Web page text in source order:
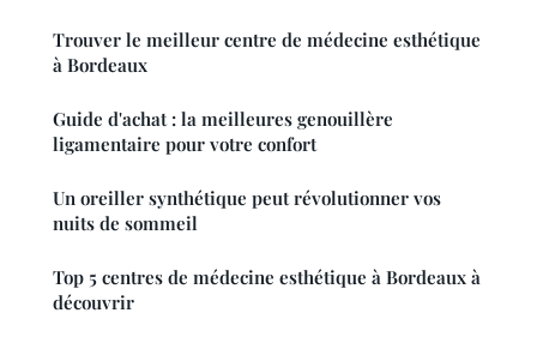
Trouver le meilleur centre de médecine esthétique
à Bordeaux
Guide d'achat : la meilleures genouillère
ligamentaire pour votre confort
Un oreiller synthétique peut révolutionner vos
nuits de sommeil
Top 5 centres de médecine esthétique à Bordeaux à
découvrir